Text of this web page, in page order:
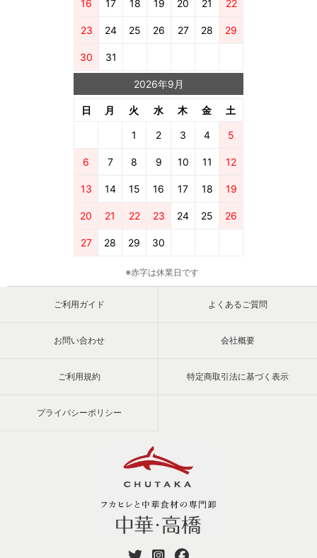
16 17 18 19 20 21 22
23 24 25 26 27 28 29
30 31
2026年9月
日 月 火 水 木 金 土
1 2 3 4 5
6 7 8 9 10 11 12
13 14 15 16 17 18 19
20 21 22 23 24 25 26
27 28 29 30
※赤字は休業日です
ご利用ガイド よくあるご質問
お問い合わせ 会社概要
ご利用規約 特定商取引法に基づく表示
プライバシーポリシー